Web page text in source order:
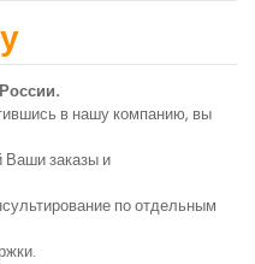
в нашу компанию, вы
заказы и
по отдельным